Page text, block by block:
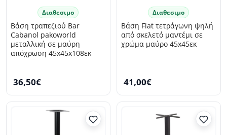
Διαθεσιμο
Βάση τραπεζιού Bar
Cabanol pakoworld
μεταλλική σε μαύρη
απόχρωση 45x45x108εκ
36,50€
Διαθεσιμο
Βάση Flat τετράγωνη ψηλή
από σκελετό μαντέμι σε
χρώμα μαύρο 45x45εκ
41,00€